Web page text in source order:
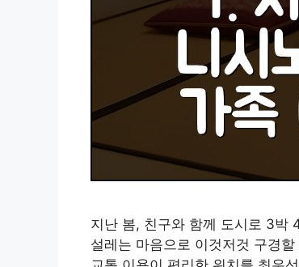
지난 봄, 친구와 함께 도시로 3박
설레는 마음으로 이것저것 구경